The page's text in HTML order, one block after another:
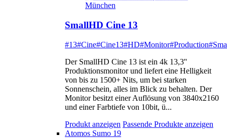
SmallHD Cine 13
#13#Cine#Cine13#HD#Monitor#Production
Der SmallHD Cine 13 ist ein 4k 13,3''
Produktionsmonitor und liefert eine Helligkeit
von bis zu 1500+ Nits, um bei starken
Sonnenschein, alles im Blick zu behalten. Der
Monitor besitzt einer Auflösung von 3840x2160
und einer Farbtiefe von 10bit, ü...
Produkt anzeigen Passende Produkte anzeigen
Atomos Sumo 19